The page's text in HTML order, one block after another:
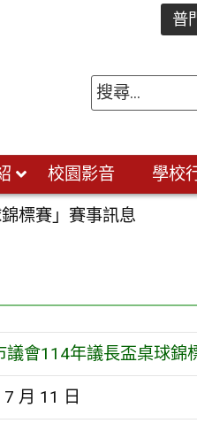
普
校園影音 學校
標賽」賽事訊息
議會114年議長盃桌球錦
月 11 日